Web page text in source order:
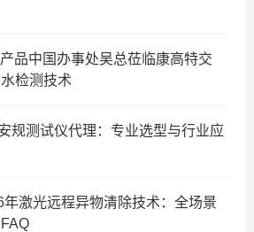
品中国办事处吴总莅临康高特交
检测技术
规测试仪代理：专业选型与行业应
激光远程异物清除技术：全场景